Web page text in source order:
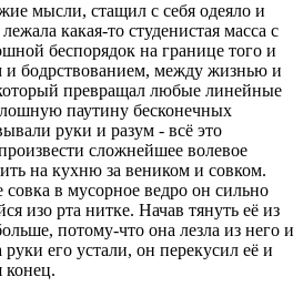
мысли, стащил с себя одеяло и
какая-то студенистая масса с
беспорядок на границе того и
и бодрствованием, между жизнью и
превращал любые линейные
паутину бесконечных
руки и разум - всё это
сложнейшее волевое
на кухню за веником и совком.
в мусорное ведро он сильно
изо рта нитке. Начав тянуть её из
потому-что она лезла из него и
руки его устали, он перекусил её и
конец.